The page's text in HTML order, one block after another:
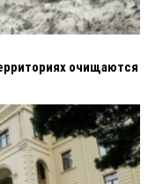
очищаются